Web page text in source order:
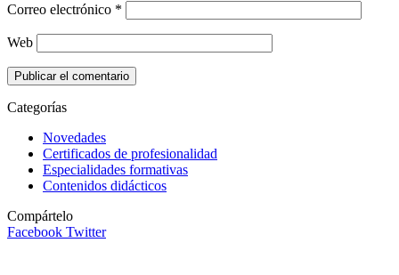
Correo electrónico *
Web
Categorías
Novedades
Certificados de profesionalidad
Especialidades formativas
Contenidos didácticos
Compártelo
Facebook Twitter